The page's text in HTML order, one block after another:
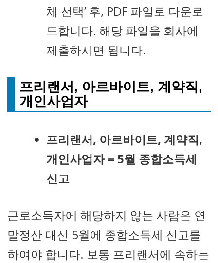
체 선택’ 후, PDF 파일로 다운로
드합니다. 해당 파일을 회사에
제출하시면 됩니다.
프리랜서, 아르바이트, 계약직,
개인사업자
프리랜서, 아르바이트, 계약직,
개인사업자 = 5월 종합소득세
신고
근로소득자에 해당하지 않는 사람은 연
말정산 대신 5월에 종합소득세 신고를
하여야 합니다. 보통 프리랜서에 속하는